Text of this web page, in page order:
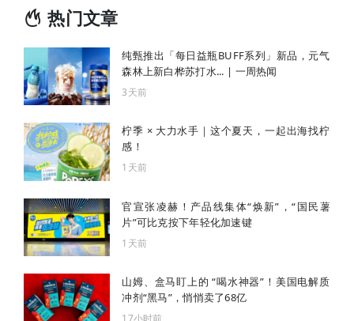
热门文章
纯甄推出「每日益瓶BUFF系列」新品，元气
森林上新白桦苏打水... | 一周热闻
3天前
柠季 × 大力水手｜这个夏天，一起出海找柠
感！
1天前
官宣张凌赫！产品线集体“焕新”，“国民薯
片”可比克按下年轻化加速键
1天前
山姆、盒马盯上的 “喝水神器”！美国电解质
冲剂“黑马”，悄悄卖了68亿
17小时前